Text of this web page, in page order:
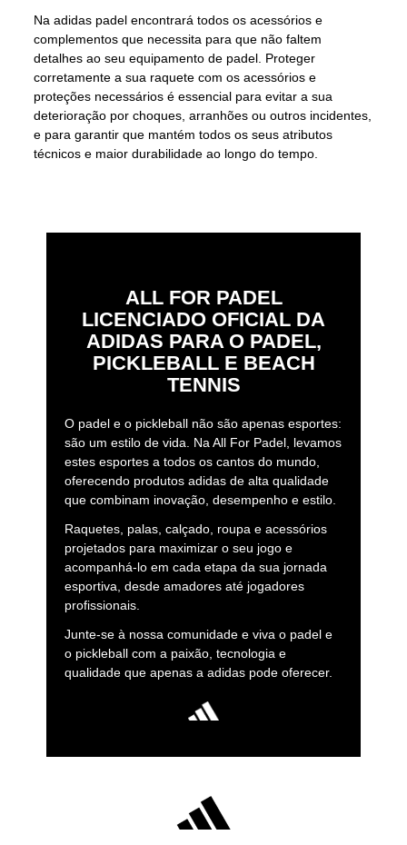
Na adidas padel encontrará todos os acessórios e
complementos que necessita para que não faltem
detalhes ao seu equipamento de padel. Proteger
corretamente a sua raquete com os acessórios e
proteções necessários é essencial para evitar a sua
deterioração por choques, arranhões ou outros incidentes,
e para garantir que mantém todos os seus atributos
técnicos e maior durabilidade ao longo do tempo.
ALL FOR PADEL
LICENCIADO OFICIAL DA
ADIDAS PARA O PADEL,
PICKLEBALL E BEACH
TENNIS
O padel e o pickleball não são apenas esportes:
são um estilo de vida. Na All For Padel, levamos
estes esportes a todos os cantos do mundo,
oferecendo produtos adidas de alta qualidade
que combinam inovação, desempenho e estilo.
Raquetes, palas, calçado, roupa e acessórios
projetados para maximizar o seu jogo e
acompanhá-lo em cada etapa da sua jornada
esportiva, desde amadores até jogadores
profissionais.
Junte-se à nossa comunidade e viva o padel e
o pickleball com a paixão, tecnologia e
qualidade que apenas a adidas pode oferecer.